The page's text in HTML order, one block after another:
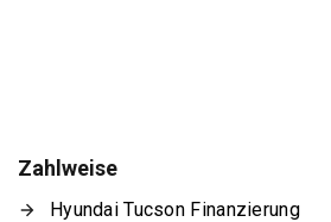
Zahlweise
Hyundai Tucson Finanzierung